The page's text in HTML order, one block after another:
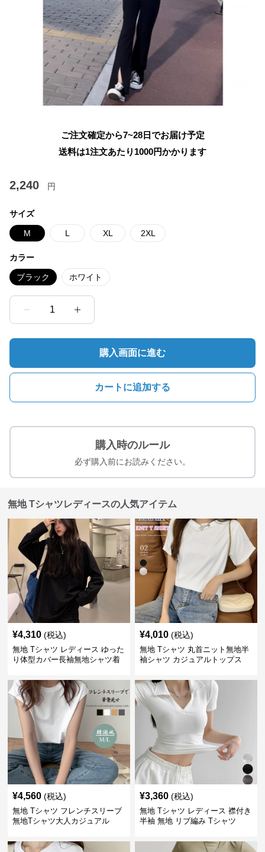
ご注文確定から7~28日でお届け予定
送料は1注文あたり 1000円かかります
2,240 円
サイズ
M L XL 2XL
カラー
ブラック ホワイト
1
購入画面に進む
カートに追加する
購入時のルール
必ず購入前にお読みください。
無地 Tシャツレディースの人気アイテム
¥4,310 (税込)
無地 Tシャツ レディース ゆった
り体型カバー長袖無地シャツ着
¥4,010 (税込)
無地 Tシャツ 丸首ニット無地半
袖シャツ カジュアルトップス
¥4,560 (税込)
無地 Tシャツ フレンチスリーブ
無地Tシャツ大人カジュアル
¥3,360 (税込)
無地 Tシャツ レディース 襟付き
半袖 無地 リブ編み Tシャツ